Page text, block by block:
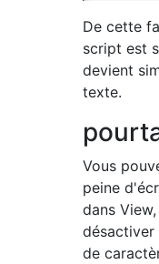
De cette
script est
devient
texte.
Vous
peine
dans
désactiver
de